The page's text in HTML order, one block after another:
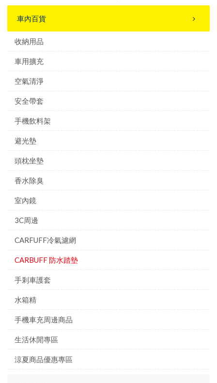
車內百貨
收納用品
車用擴充
空氣清淨
安全帶套
手機飲料架
避光墊
頭枕坐墊
香水除臭
室內鏡
3C周邊
CARFUFF冷氣濾網
CARBUFF 防水踏墊
手剎車護套
水箱精
手機車充周邊商品
生活休閒專區
涼夏商品優惠專區